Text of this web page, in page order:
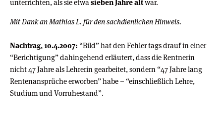
unterrichten, als sie etwa sieben Jahre altwar.
Mit Dank an Mathias L. für den sachdienlichen Hinweis.
Nachtrag, 10.4.2007: “Bild” hat den Fehler tags drauf in einer
“Berichtigung” dahingehend erläutert, dass die Rentnerin
nicht 47 Jahre als Lehrerin gearbeitet, sondern “47 Jahre lang
Rentenansprüche erworben” habe – “einschließlich Lehre,
Studium und Vorruhestand”.